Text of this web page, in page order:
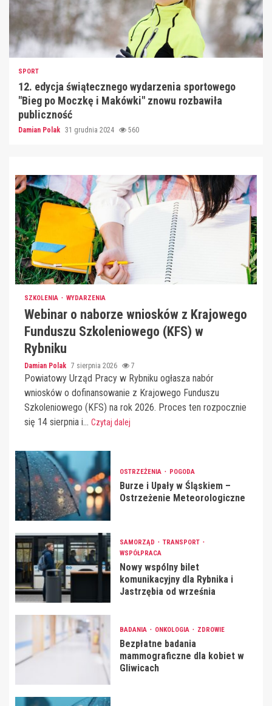
SPORT
12. edycja świątecznego wydarzenia sportowego
"Bieg po Moczkę i Makówki" znowu rozbawiła
publiczność
Damian Polak 31 grudnia 2024 560
SZKOLENIA WYDARZENIA
Webinar o naborze wniosków z Krajowego
Funduszu Szkoleniowego (KFS) w
Rybniku
Damian Polak 7 sierpnia 2026 7
Powiatowy Urząd Pracy w Rybniku ogłasza nabór
wniosków o dofinansowanie z Krajowego Funduszu
Szkoleniowego (KFS) na rok 2026. Proces ten rozpocznie
się 14 sierpnia i... Czytaj dalej
OSTRZEŻENIA POGODA
Burze i Upały w Śląskiem –
Ostrzeżenie Meteorologiczne
SAMORZĄD
TRANSPORT
WSPÓŁPRACA
Nowy wspólny bilet
komunikacyjny dla Rybnika i
Jastrzębia od września
BADANIA ONKOLOGIA ZDROWIE
Bezpłatne badania
mammograficzne dla kobiet w
Gliwicach